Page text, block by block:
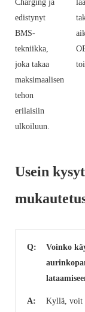
Charging ja
edistynyt
BMS-
tekniikka,
joka takaa
maksimaalisen
tehon
erilaisiin
ulkoiluun.
Usein
Q:
Voinko
A:
Kyllä, voit